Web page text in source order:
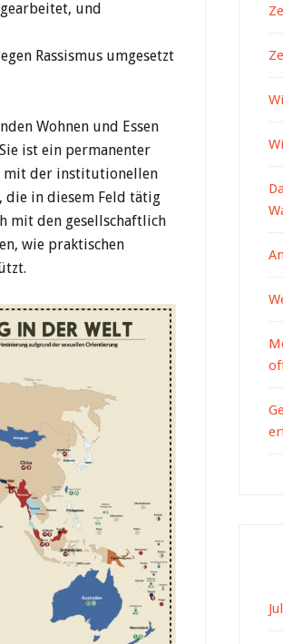
und
Rassismus umgesetzt
Wohnen und Essen
ist ein permanenter
mit der institutionellen
in diesem Feld tätig
mit den gesellschaftlich
wie praktischen